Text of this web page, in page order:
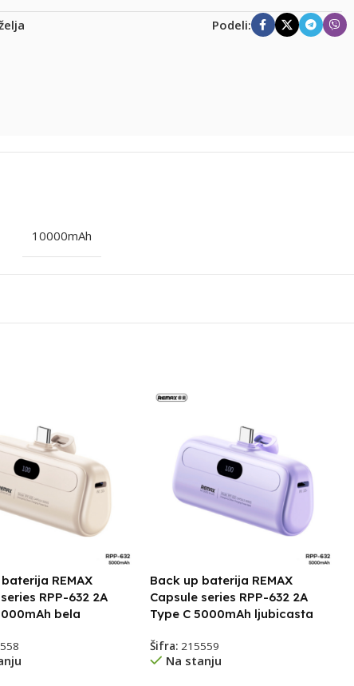
Podeli:
10000mAh
REMAX
RPP-632 2A
bela
Back up baterija REMAX
Capsule series RPP-632 2A
Type C 5000mAh ljubicasta
Šifra:215559
Na stanju